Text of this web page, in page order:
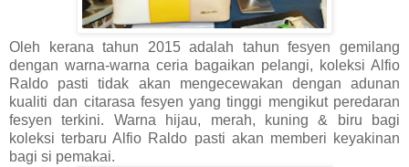
Oleh kerana tahun 2015 adalah tahun fesyen gemilang
dengan warna-warna ceria bagaikan pelangi, koleksi Alfio
Raldo pasti tidak akan mengecewakan dengan adunan
kualiti dan citarasa fesyen yang tinggi mengikut peredaran
fesyen terkini. Warna hijau, merah, kuning & biru bagi
koleksi terbaru Alfio Raldo pasti akan memberi keyakinan
bagi si pemakai.